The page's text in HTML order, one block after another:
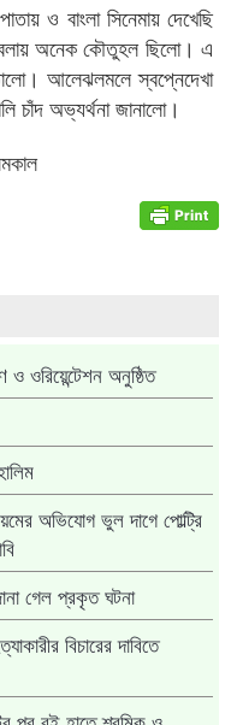
ও বাংলা সিনেমায় দেখেছি
অনেক কৌতুহল ছিলো। এ
আলেঝলমলে স্বপ্নেদেখা
চাঁদ অভ্যর্থনা জানালো।
ও ওরিয়েন্টেশন অনুষ্ঠিত
অভিযোগ ভুল দাগে পোল্ট্রি
গেল প্রকৃত ঘটনা
বিচারের দাবিতে